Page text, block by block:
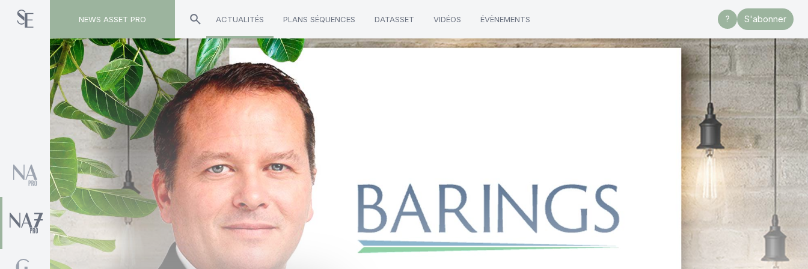
NEWS ASSET PRO ACTUALITÉS PLANS SÉQUENCES DATASSET VIDÉOS ÉVÈNEMENTS ? S'abonner
Toute l'actualité sur le tag "Barings"